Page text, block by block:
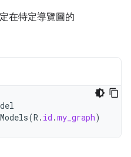
在特定導覽圖的
(R . id .my_graph)